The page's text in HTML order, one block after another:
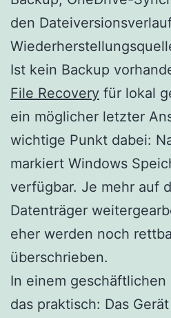
den
Ist kein Backup
File Recovery für lokal
ein möglicher letzter
wichtige Punkt dabei:
markiert Windows
verfügbar. Je mehr auf
Datenträger
eher werden noch
überschrieben.
In einem
das praktisch: Das